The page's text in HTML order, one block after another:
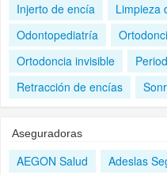
Injerto de encía
Limpieza
Odontopediatría
Ortodoncia invisible
Retracción de encías
Aseguradoras
AEGON Salud
Adeslas